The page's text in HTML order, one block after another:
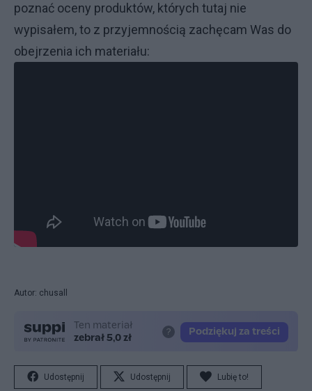
poznać oceny produktów, których tutaj nie
wypisałem, to z przyjemnością zachęcam Was do
obejrzenia ich materiału:
Autor: chusall
Udostępnij Udostępnij Lubię to!